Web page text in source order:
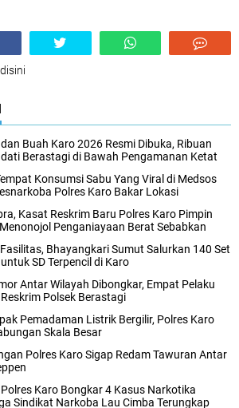
Buah Karo 2026 Resmi Dibuka, Ribuan
Berastagi di Bawah Pengamanan Ketat
Konsumsi Sabu Yang Viral di Medsos
Polres Karo Bakar Lokasi
Kasat Reskrim Baru Polres Karo Pimpin
Penganiayaan Berat Sebabkan
Bhayangkari Sumut Salurkan 140 Set
SD Terpencil di Karo
Antar Wilayah Dibongkar, Empat Pelaku
Polsek Berastagi
Pemadaman Listrik Bergilir, Polres Karo
Skala Besar
Polres Karo Sigap Redam Tawuran Antar
Karo Bongkar 4 Kasus Narkotika
Sindikat Narkoba Lau Cimba Terungkap